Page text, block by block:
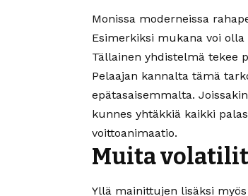
Monissa moderneissa
Esimerkiksi mukana voi
Tällainen yhdistelmä tekee
Pelaajan kannalta tämä
epätasaisemmalta.
kunnes yhtäkkiä kaikki
voittoanimaatio.
Muita
Yllä mainittujen lisäksi